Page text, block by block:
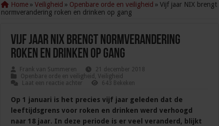
Home » Veiligheid » Openbare orde en veiligheid » Vijf jaar NIX brengt
normverandering roken en drinken op gang
Vijf jaar NIX brengt normverandering
roken en drinken op gang
Frank van Summeren
21 december 2018
Openbare orde en veiligheid ,Veiligheid
Laat een reactie achter
643 Bekeken
Op 1 januari is het precies vijf jaar geleden dat de
leeftijdsgrens voor roken en drinken werd verhoogd
naar 18 jaar. In deze periode is er veel veranderd, blijkt